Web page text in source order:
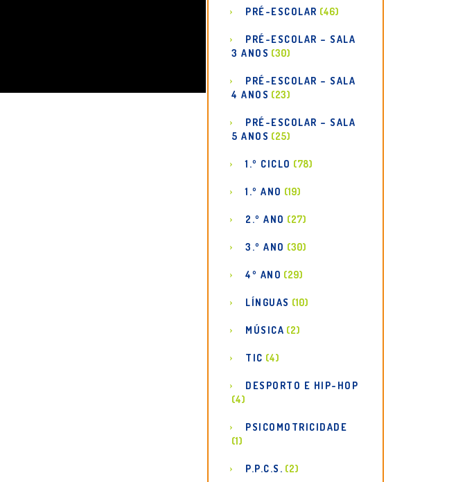
PRÉ-ESCOLAR (46)
PRÉ-ESCOLAR – SALA
3 ANOS (30)
PRÉ-ESCOLAR – SALA
4 ANOS (23)
PRÉ-ESCOLAR – SALA
5 ANOS (25)
1.º CICLO (78)
1.º ANO (19)
2.º ANO (27)
3.º ANO (30)
4º ANO (29)
LÍNGUAS (10)
MÚSICA (2)
TIC (4)
DESPORTO E HIP-HOP
(4)
PSICOMOTRICIDADE
(1)
P.P.C.S. (2)